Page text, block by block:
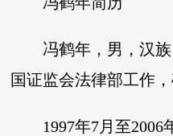
冯鹤年，男，汉
国证监会法律部工作
1997年7月至